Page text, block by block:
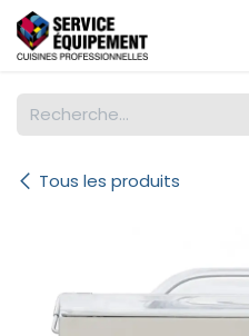
Se rendre au contenu
Tous les produits